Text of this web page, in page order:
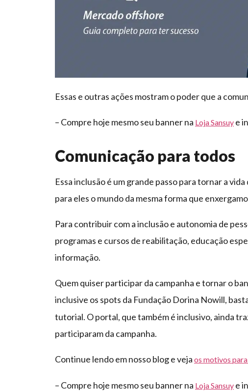
Essas e outras ações mostram o poder que a
– Compre hoje mesmo seu banner na Loja Sansuy e
Comunicação para todos
Essa inclusão é um grande passo para tornar a
para eles o mundo da mesma forma que
Para contribuir com a inclusão e autonomia de
programas e cursos de reabilitação, educação
informação.
Quem quiser participar da campanha e tornar o
inclusive os spots da Fundação Dorina Nowill,
tutorial. O portal, que também é inclusivo, ainda
participaram da campanha.
Continue lendo em nosso blog e veja os motivos
– Compre hoje mesmo seu banner na Loja Sansuy e